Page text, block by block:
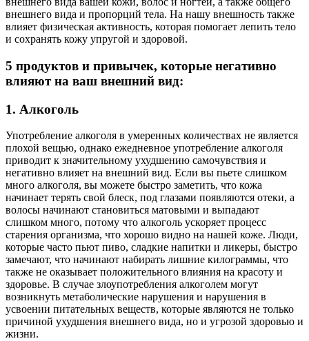
внешнего вида и пропорций тела. На нашу внешность также
влияет физическая активность, которая помогает лепить тело
и сохранять кожу упругой и здоровой.
5 продуктов и привычек, которые негативно
влияют на ваш внешний вид:
1. Алкоголь
Употребление алкоголя в умеренных количествах не является
плохой вещью, однако ежедневное употребление алкоголя
приводит к значительному ухудшению самочувствия и
негативно влияет на внешний вид. Если вы пьете слишком
много алкоголя, вы можете быстро заметить, что кожа
начинает терять свой блеск, под глазами появляются отеки, а
волосы начинают становиться матовыми и выпадают
слишком много, потому что алкоголь ускоряет процесс
старения организма, что хорошо видно на нашей коже. Люди,
которые часто пьют пиво, сладкие напитки и ликеры, быстро
замечают, что начинают набирать лишние килограммы, что
также не оказывает положительного влияния на красоту и
здоровье. В случае злоупотребления алкоголем могут
возникнуть метаболические нарушения и нарушения в
усвоении питательных веществ, которые являются не только
причиной ухудшения внешнего вида, но и угрозой здоровью и
жизни.